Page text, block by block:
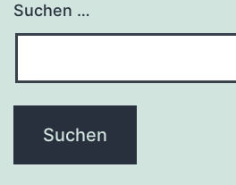
Suchen …